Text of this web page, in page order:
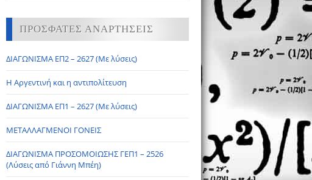
ΠΡΟΣΦΑΤΕΣ ΑΝΑΡΤΗΣΕΙΣ
ΔΙΑΓΩΝΙΣΜΑ ΕΠ2 – 2627 (Με λύσεις)
Η Αργεντινή και η αντιπολίτευση
ΔΙΑΓΩΝΙΣΜΑ ΕΠ1 – 2627 (Με λύσεις)
ΜΕΤΑΛΛΑΓΜΕΝΟΙ ΓΟΝΕΙΣ
ΔΙΑΓΩΝΙΣΜΑ ΠΡΟΣΟΜΟΙΩΣΗΣ ΓΕΠ1 – 2526
(Λύσεις από Γιάννη Μπέη)